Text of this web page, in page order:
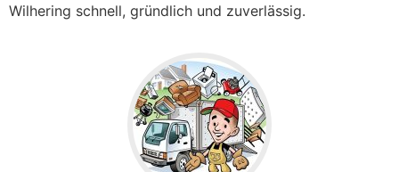
Wilhering schnell, gründlich und zuverlässig.